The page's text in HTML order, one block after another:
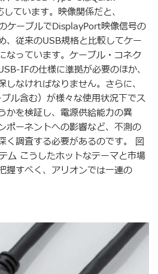
ています。映像関係だと、
ケーブルでDisplayPort映像信号の
、従来のUSB規格と比較してケー
なっています。ケーブル・コネク
IFの仕様に準拠が必要のほか、
なければなりません。さらに、
ル含む）が様々な使用状況下でス
かを検証し、電源供給能力の異
ポーネントへの影響など、不測の
く調査する必要があるのです。 図
ム こうしたホットなテーマと市場
握すべく、アリオンでは一連の